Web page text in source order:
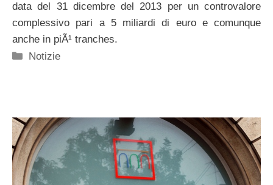
data del 31 dicembre del 2013 per un controvalore
complessivo pari a 5 miliardi di euro e comunque
anche in piÃ¹ tranches.
Categorie
Notizie